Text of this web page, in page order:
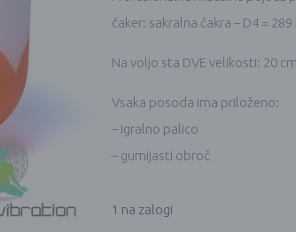
čaker: sakralna čakra – D4 = 289
Na voljo sta DVE velikosti: 20
Vsaka posoda ima priloženo:
– igralno palico
– gumijasti obroč
1 na zalogi